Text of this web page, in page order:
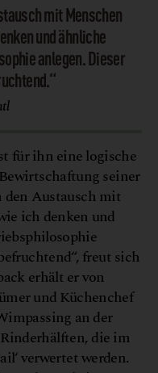
mit Menschen
und ähnliche
anlegen. Dieser
für ihn eine logische
seiner
den Austausch mit
ich denken und
freut sich
erhält er von
und Küchenchef
an der
die im
verwertet werden.